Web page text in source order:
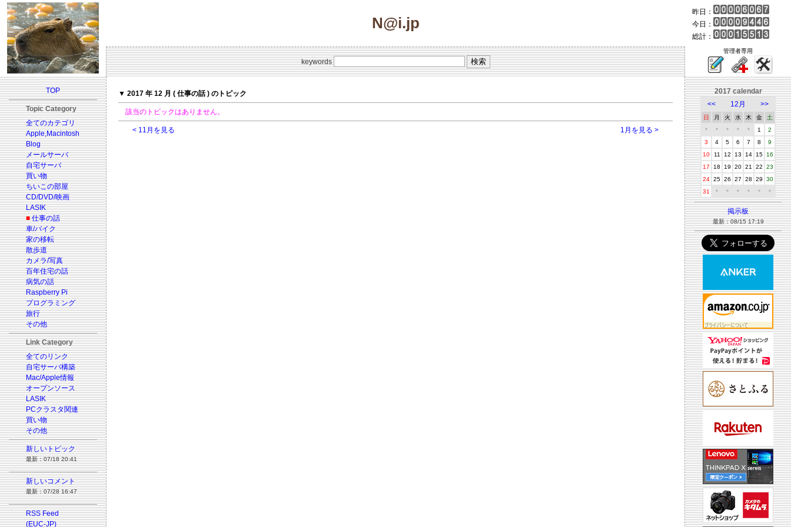
N@i.jp
昨日：
今日：
総計：
keywords
管理者専用
TOP
Topic Category
全てのカテゴリ
Apple,Macintosh
Blog
メールサーバ
自宅サーバ
買い物
ちいこの部屋
CD/DVD/映画
LASIK
■ 仕事の話
車/バイク
家の移転
散歩道
カメラ/写真
百年住宅の話
病気の話
Raspberry Pi
プログラミング
旅行
その他
Link Category
全てのリンク
自宅サーバ構築
Mac/Apple情報
オープンソース
LASIK
PCクラスタ関連
買い物
その他
新しいトピック
最新：07/18 20:41
新しいコメント
最新：07/28 16:47
RSS Feed
(EUC-JP)
▼ 2017 年 12 月 ( 仕事の話 ) のトピック
該当のトピックはありません。
< 11月を見る 1月を見る >
2017 calendar
<<
12月 >>
日 月 火 水 木 金
土
＊
＊ ＊ ＊ ＊ 1
2
3
4 5 6 7 8
9
10
11 12 13 14 15
16
17
18 19 20 21 22
23
24 25 26 27 28 29
30
31
＊ ＊ ＊ ＊ ＊ ＊
掲示板
最新：08/15 17:19